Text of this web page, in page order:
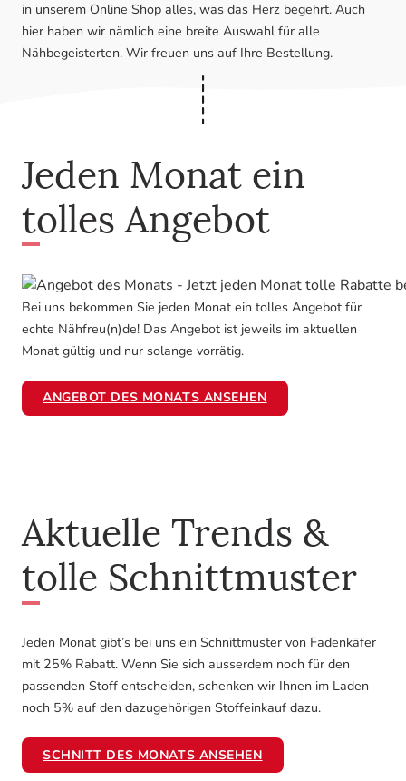
in unserem Online Shop alles, was das Herz begehrt. Auch
hier haben wir nämlich eine breite Auswahl für alle
Nähbegeisterten. Wir freuen uns auf Ihre Bestellung.
Jeden Monat ein
tolles Angebot
Bei uns bekommen Sie jeden Monat ein tolles Angebot für
echte Nähfreu(n)de! Das Angebot ist jeweils im aktuellen
Monat gültig und nur solange vorrätig.
AN­GE­BOT DES MO­NATS AN­SE­HEN
Aktuelle Trends &
tolle Schnittmuster
Jeden Monat gibt’s bei uns ein Schnittmuster von Fadenkäfer
mit 25% Rabatt. Wenn Sie sich ausserdem noch für den
passenden Stoff entscheiden, schenken wir Ihnen im Laden
noch 5% auf den dazugehörigen Stoffeinkauf dazu.
SCHNITT DES MONATS ANSEHEN